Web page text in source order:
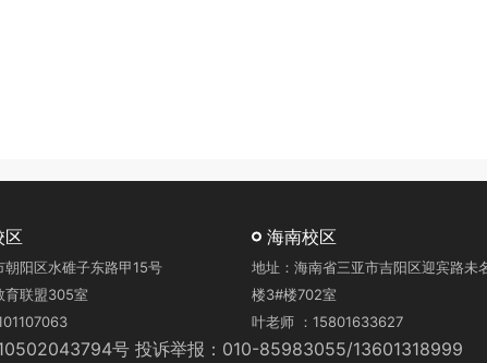
朝阳区水碓子东路甲15号
育联盟305室
海南校区
地址：海南省三亚市吉阳区迎宾路未
楼3#楼702室
叶老师 ：15801633627
号 投诉举报：010-85983055/13601318999